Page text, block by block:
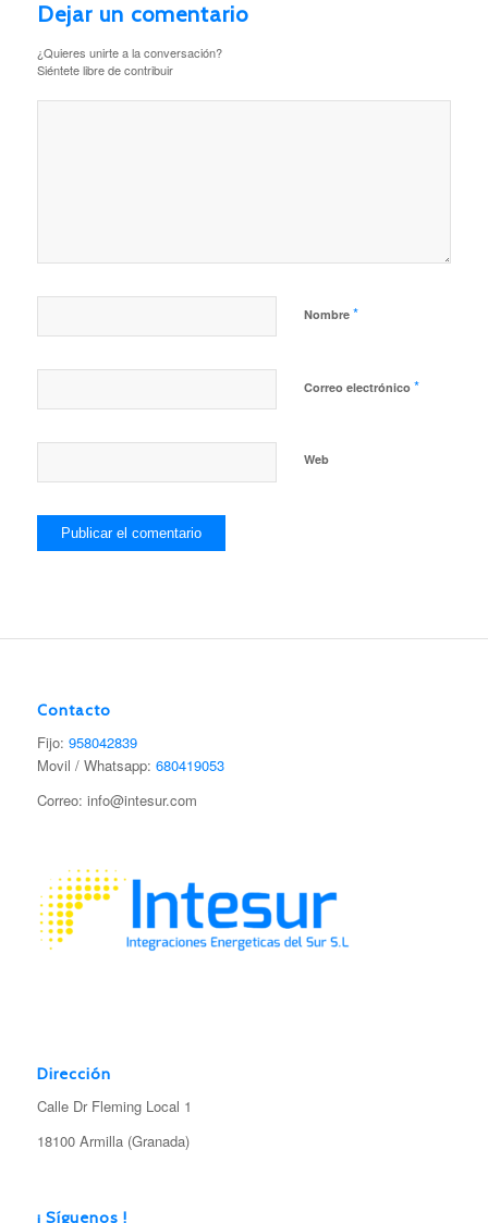
Dejar un comentario
¿Quieres unirte a la conversación?
Siéntete libre de contribuir
Nombre *
Correo electrónico *
Web
Contacto
Fijo: 958042839
Movil / Whatsapp: 680419053
Correo: info@intesur.com
Dirección
Calle Dr Fleming Local 1
18100 Armilla (Granada)
¡ Síguenos !